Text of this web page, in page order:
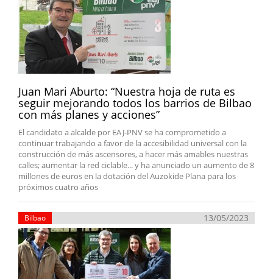
Juan Mari Aburto: “Nuestra hoja de ruta es
seguir mejorando todos los barrios de Bilbao
con más planes y acciones”
El candidato a alcalde por EAJ-PNV se ha comprometido a
continuar trabajando a favor de la accesibilidad universal con la
construcción de más ascensores, a hacer más amables nuestras
calles; aumentar la red ciclable... y ha anunciado un aumento de 8
millones de euros en la dotación del Auzokide Plana para los
próximos cuatro años
Bilbao 13/05/2023